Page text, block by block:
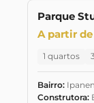
Parque
A partir de
1 quartos
Bairro:
Construtora: